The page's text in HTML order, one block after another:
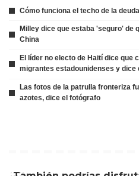
Cómo funciona el techo de la
Milley dice que estaba 'seguro' de
China
El líder no electo de Haití dice que
migrantes estadounidenses y
Las fotos de la patrulla fronteriza
azotes, dice el fotógrafo